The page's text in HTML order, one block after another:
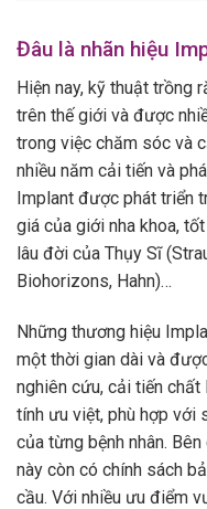
Đâu là nhãn hiệu
Hiện nay, kỹ thuật trồng
trên thế giới và được
trong việc chăm sóc và
nhiều năm cải tiến và
Implant được phát triển
giá của giới nha khoa,
lâu đời của Thụy Sĩ
Biohorizons, Hahn)…
Những thương hiệu
một thời gian dài và
nghiên cứu, cải tiến chất
tính ưu việt, phù hợp với
của từng bệnh nhân.
này còn có chính sách
cầu. Với nhiều ưu điểm